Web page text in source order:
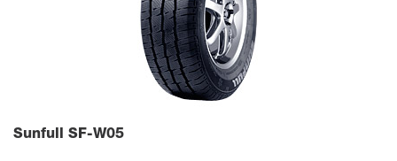
Sunfull SF-W05